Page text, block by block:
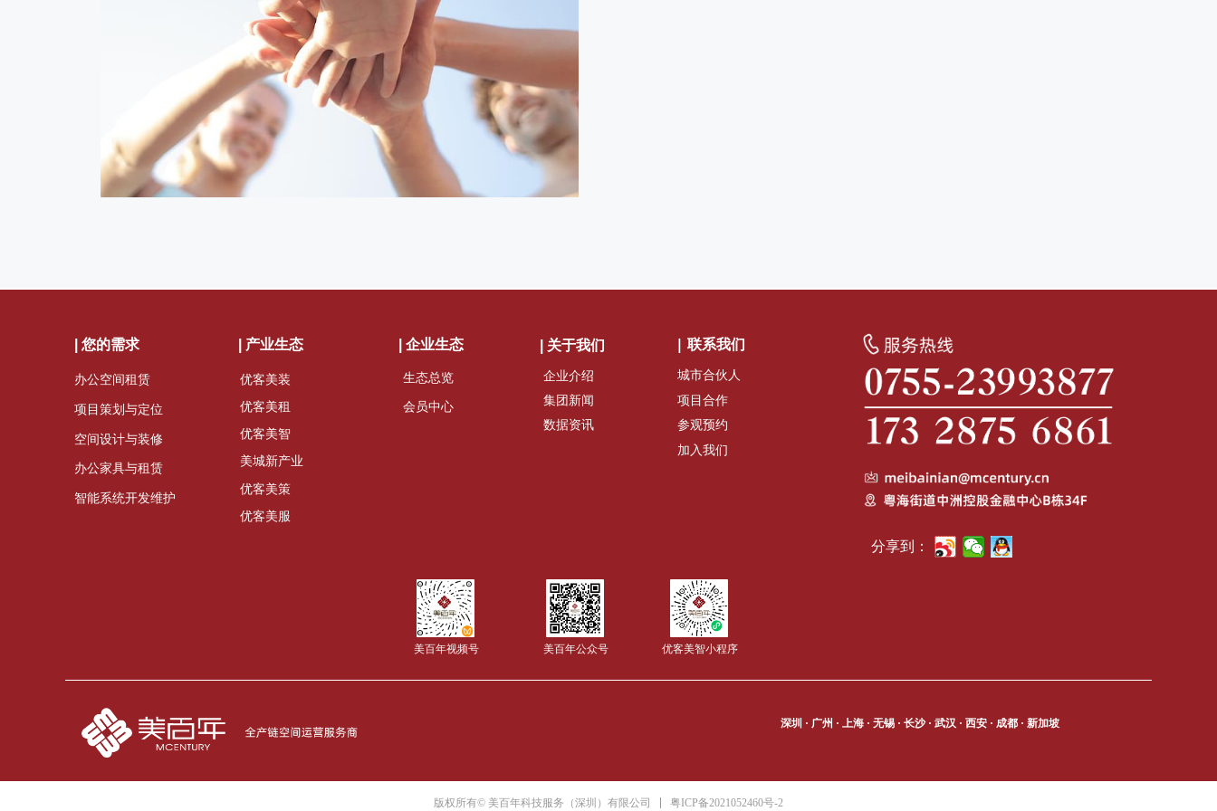
办公空间租赁
项目策划与定位
空间设计与装修
办公家具与租赁
智能系统开发维护
| 您的需求
优客美装
优客美租
优客美智
美城新产业
优客美策
优客美服
| 产业生态
生态总览
会员中心
| 企业生态 | 关于我们
企业介绍
集团新闻
数据资讯
深圳 · 广州 · 上海 · 无锡 · 长沙 · 武汉 · 西安 · 成都 · 新加坡
美百年公众号
美百年视频号 优客美智小程序
城市合伙人
项目合作
参观预约
加入我们
| 联系我们
分享到：
版权所有© 美百年科技服务（深圳）有限公司 粤ICP备2021052460号-2